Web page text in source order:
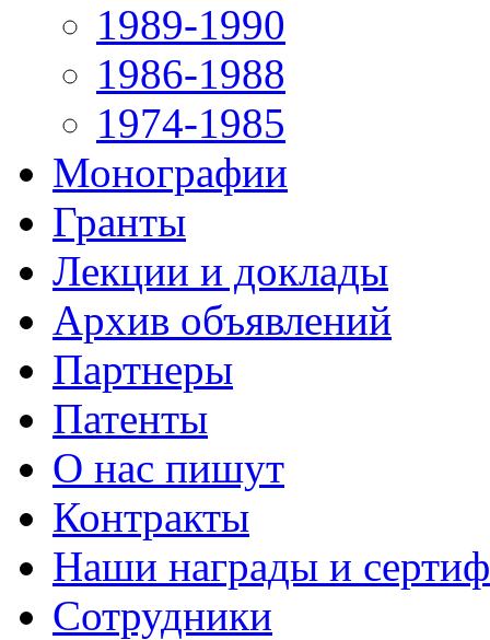
1989-1990
1986-1988
1974-1985
Монографии
Гранты
Лекции и доклады
Архив объявлений
Партнеры
Патенты
О нас пишут
Контракты
Наши награды и
Сотрудники